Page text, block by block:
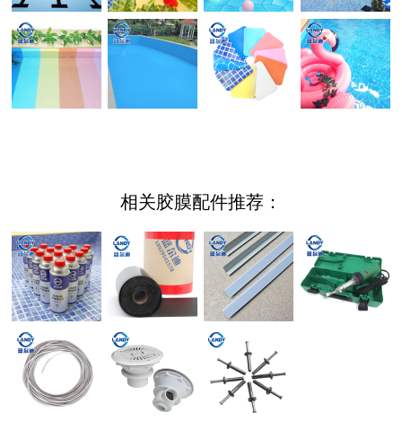
相关胶膜配件推荐：